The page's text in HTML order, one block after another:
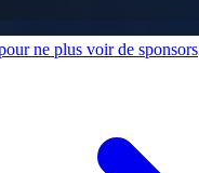
ne plus voir de sponsors